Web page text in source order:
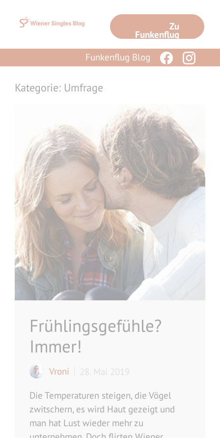
Inhalt
Zu
Funkenflug
Funkenflug Blog
Kategorie: Umfrage
Frühlingsgefühle?
Immer!
Vroni
28. Mai 2019
Die Temperaturen steigen, die Vögel
zwitschern, es wird Haut gezeigt und
man hat Lust wieder mehr zu